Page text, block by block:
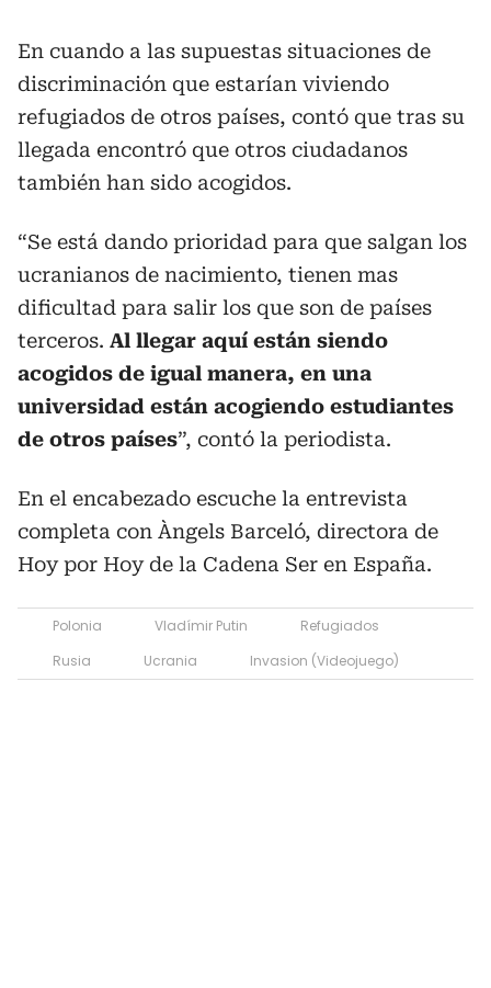
En cuando a las supuestas situaciones de
discriminación que estarían viviendo
refugiados de otros países, contó que tras su
llegada encontró que otros ciudadanos
también han sido acogidos.
“Se está dando prioridad para que salgan los
ucranianos de nacimiento, tienen mas
dificultad para salir los que son de países
terceros. Al llegar aquí están siendo
acogidos de igual manera, en una
universidad están acogiendo estudiantes
de otros países”, contó la periodista.
En el encabezado escuche la entrevista
completa con Àngels Barceló, directora de
Hoy por Hoy de la Cadena Ser en España.
Polonia Vladímir Putin
Refugiados
Rusia
Ucrania Invasion (Videojuego)